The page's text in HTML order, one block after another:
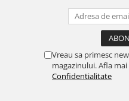
Vreau sa primesc
magazinului. Afla
Confidentialitate